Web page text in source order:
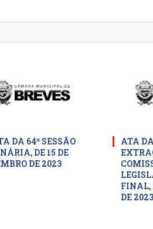
DA 64ª SESSÃO
DE 15 DE
DE 2023
ATA
FINAL,
DE 2023